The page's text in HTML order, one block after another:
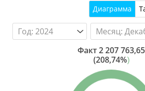
Диаграмма
Факт2 207 763,65
(208,74%)